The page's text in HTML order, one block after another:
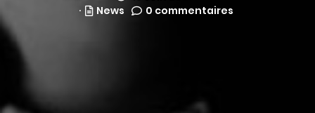
News
0 commentaires